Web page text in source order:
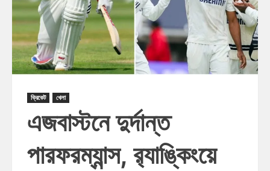
ক্রিকেট খেলা
এজবাস্টনে দুর্দান্ত
পারফরম্যান্স, র‍্যাঙ্কিংয়ে